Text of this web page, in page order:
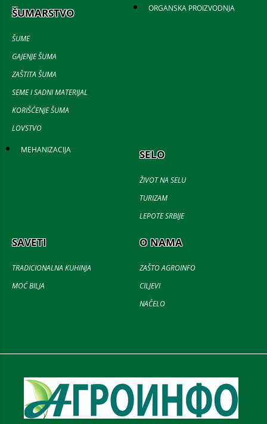
ŠUMARSTVO
ŠUME
GAJENJE ŠUMA
ZAŠTITA ŠUMA
SEME I SADNI MATERIJAL
KORIŠĆENJE ŠUMA
LOVSTVO
ORGANSKA PROIZVODNJA
MEHANIZACIJA SELO
ŽIVOT NA SELU
TURIZAM
LEPOTE SRBIJE
SAVETI
TRADICIONALNA KUHINJA
MOĆ BILJA
O NAMA
ZAŠTO AGROINFO
CILJEVI
NAČELO